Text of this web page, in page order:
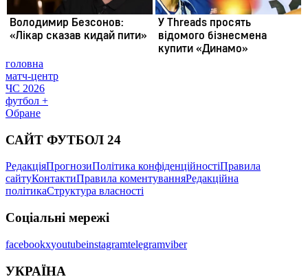
головна
матч-центр
ЧС 2026
футбол +
Обране
САЙТ ФУТБОЛ 24
РедакціяПрогнозиПолітика конфіденційностіПравила
сайтуКонтактиПравила коментуванняРедакційна
політикаСтруктура власності
Соціальні мережі
facebookxyoutubeinstagramtelegramviber
УКРАЇНА